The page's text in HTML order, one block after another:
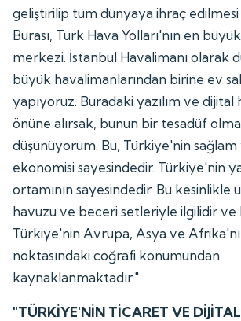
geliştirilip tüm dünyaya ihraç
Burası, Türk Hava Yolları'nın en büyük
merkezi. İstanbul Havalimanı olarak
büyük havalimanlarından birine ev
yapıyoruz. Buradaki yazılım ve
önüne alırsak, bunun bir tesadüf
düşünüyorum. Bu, Türkiye'nin sağlam
ekonomisi sayesindedir. Türkiye'nin
ortamının sayesindedir. Bu
havuzu ve beceri setleriyle ilgilidir ve
Türkiye'nin Avrupa, Asya ve
noktasındaki coğrafi konumundan
kaynaklanmaktadır."
"TÜRKİYE'NİN TİCARET VE